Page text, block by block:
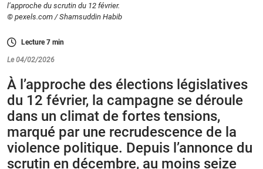
l’approche du scrutin du 12 février.
© pexels.com / Shamsuddin Habib
Lecture7 min
Le 04/02/2026
À l’approche des élections législatives
du 12 février, la campagne se déroule
dans un climat de fortes tensions,
marqué par une recrudescence de la
violence politique. Depuis l’annonce du
scrutin en décembre, au moins seize